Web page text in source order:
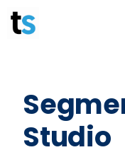
Skip
to
AI +
Studio